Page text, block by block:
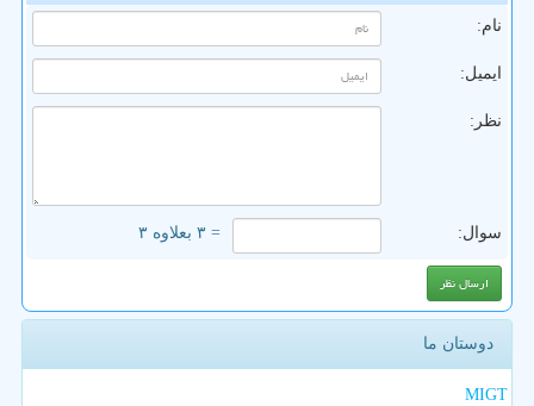
نام:
ایمیل:
نظر:
سوال: = ۳ بعلاوه ۳
دوستان ما
MIGT